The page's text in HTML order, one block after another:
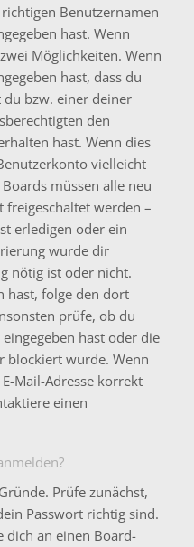
Benutzernamen
hast. Wenn
Möglichkeiten. Wenn
hast, dass du
du bzw. einer deiner
den
hast. Wenn dies
vielleicht
müssen alle neu
werden –
erledigen oder ein
wurde dir
nötig ist oder nicht.
hast, folge den dort
prüfe, ob du
hast oder die
blockiert wurde. Wenn
Mail-Adresse korrekt
einen
Prüfe zunächst,
Passwort richtig sind.
dich an einen Board-